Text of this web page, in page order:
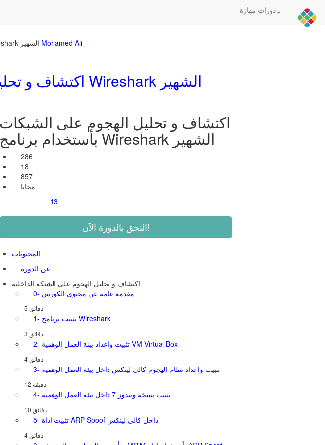
دورات مهارة
اكتشاف و تحليل الهجوم على الشبكات بأستخدام برنامج Wireshark الشهير Mohamed Ali
اكتشاف و تحليل الهجوم على الشبكات بأستخدام برنامج Wireshark الشهير
اكتشاف و تحليل الهجوم على الشبكات
بأستخدام برنامج Wireshark الشهير
286
18
857
مجانا
13
المحتويات
عن الدورة
اكتشاف و تحليل الهجوم على الشبكة الداخلية
0- مقدمة عامة عن محتوى الكورس
1- تثبيت برنامج Wireshark
2- تثبيت واعداد بيئة العمل الوهمية VM Virtual Box
3- تثبيت واعداد نظام الهجوم كالى لينكس داخل بيئة العمل الوهمية
4- تثبيت نسخة ويندوز 7 داخل بيئة العمل الوهمية
5- تثبيت اداة ARP Spoof داخل كالى لينكس